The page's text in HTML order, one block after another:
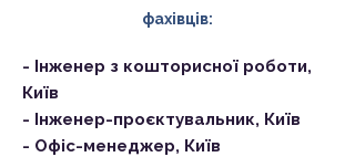
фахівців:
- Інженер з кошторисної роботи,
Київ
- Інженер-проєктувальник, Київ
- Офіс-менеджер, Київ